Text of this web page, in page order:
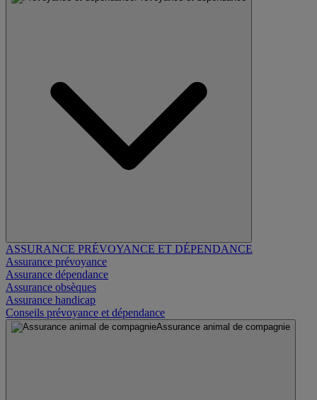
ASSURANCE PRÉVOYANCE ET DÉPENDANCE
Assurance prévoyance
Assurance dépendance
Assurance obsèques
Assurance handicap
Conseils prévoyance et dépendance
Assurance animal de compagnie